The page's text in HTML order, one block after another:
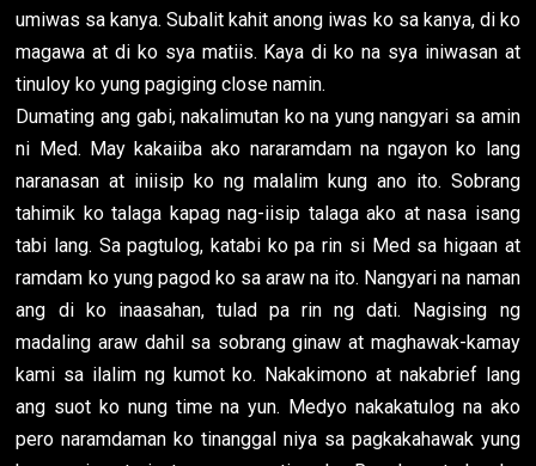
umiwas sa kanya. Subalit kahit anong iwas ko sa kanya, di ko
magawa at di ko sya matiis. Kaya di ko na sya iniwasan at
tinuloy ko yung pagiging close namin.
Dumating ang gabi, nakalimutan ko na yung nangyari sa amin
ni Med. May kakaiiba ako nararamdam na ngayon ko lang
naranasan at iniisip ko ng malalim kung ano ito. Sobrang
tahimik ko talaga kapag nag-iisip talaga ako at nasa isang
tabi lang. Sa pagtulog, katabi ko pa rin si Med sa higaan at
ramdam ko yung pagod ko sa araw na ito. Nangyari na naman
ang di ko inaasahan, tulad pa rin ng dati. Nagising ng
madaling araw dahil sa sobrang ginaw at maghawak-kamay
kami sa ilalim ng kumot ko. Nakakimono at nakabrief lang
ang suot ko nung time na yun. Medyo nakakatulog na ako
pero naramdaman ko tinanggal niya sa pagkakahawak yung